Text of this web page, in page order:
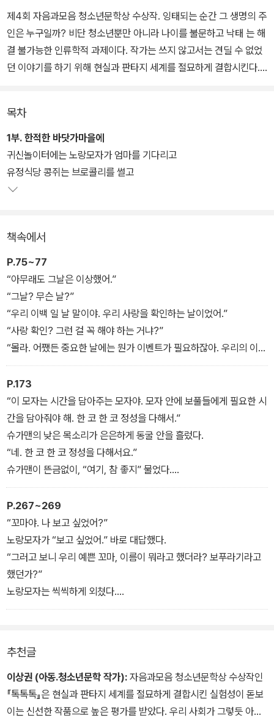
제4회 자음과모음 청소년문학상 수상작. 잉태되는 순간 그 생명의 주
인은 누구일까? 비단 청소년뿐만 아니라 나이를 불문하고 낙태 는 해
결 불가능한 인류학적 과제이다. 작가는 쓰지 않고서는 견딜 수 없었
던 이야기를 하기 위해 현실과 판타지 세계를 절묘하게 결합시킨다.
게 해놓은 것이 놀라울 정도로 자연스러워 심사위원들의 높은 평가를
받았다.
이 책은 낙태나 생명 경시 등 이 시대 신선하지 않을 수 있는 소재를
너무나 잘 직조해낸 솜씨가 보통이 아니다. 그래서 오히려 신선하다
환상적인 세계를 리얼하게 이끌어냈다. 강한 주제의식을 이야기 속에
잘 녹이고, 확실하게 현실에 존재하면서도 존재하지 않는 아이, 노랑
모자를 매력적으로 그려서 읽는 이들의 마음을 끝까지 애틋하게 한
다. 조그맣고 연약한 목숨들이 보내는 가느다란 신호를 느끼며, 인간
은 누구나 힘없고 약한 태아로 시작했음을 상기시킨다.
목차
1부. 한적한 바닷가마을에
귀신놀이터에는 노랑모자가 엄마를 기다리고
유정식당 콩쥐는 브로콜리를 썰고
책속에서
P.75~77
“아무래도 그날은 이상했어.”
“그날? 무슨 날?”
“우리 이백 일 날 말이야. 우리 사랑을 확인하는 날이었어.”
“사랑 확인? 그런 걸 꼭 해야 하는 거냐?”
“몰라. 어쨌든 중요한 날에는 뭔가 이벤트가 필요하잖아. 우리의 이벤
트는 그거였다구.”
“얼씨구나!”
미루는 아직 꿈에서 깨어나지 않은 낯이었다.
“친구야. 너 아까 나한테 그랬잖아? 사랑한다면 하는 거라고.”
“응? 아! 그랬지.”
“나도 그렇게 생각했어. 오빠도 나도 정말정말 사랑하거든.”
“아무렴. 죽도록 사랑하겠지.”
“나보다 오빠가 더 나를 사랑해.”
“그걸 어떻게 알아? 저울에 달아봤냐? 자로 재봤냐?”
“오빠는 나를 볼 때마다 그걸 하고 싶대.”
“그거? 아. 그거”
“미치게 사랑하기 때문에 미치게 하고 싶대. 나도 가끔은 그래. 오빠
만큼 미치게는 아니지만. 오빠와 그걸 하면 정말로 진짜로 우리가 사
랑한다는 걸 느껴.”
달림은 침을 꼴깍 넘기고 중얼거렸다.
“사랑하기 때문에 그게 하고 싶은 건지, 그게 하고 싶어서 사랑을 하
는 건지, 아니면 사랑하지 않아도 하고 싶은 건지, 사랑하는데 안 할
수도 있는 건지……, 아이고 모르겠다. 내가 대체 뭔 소리를 하는 거
P.173
“이 모자는 시간을 담아주는 모자야. 모자 안에 보풀들에게 필요한 시
간을 담아줘야 해. 한 코 한 코 정성을 다해서.”
슈가맨의 낮은 목소리가 은은하게 동굴 안을 흘렀다.
“네. 한 코 한 코 정성을 다해서요.”
슈가맨이 뜬금없이, “여기, 참 좋지” 물었다.
“네. 정말 멋진 곳이에요.”
“여기가 어떤 곳인지 알고 왔나?”
“보푸라기가 자기 집이라고…….”
달림은 고개를 들어 동굴 안을 둘러보면서 대답했다.
“그러니까 고아원이죠? 보푸라기가 엄마를 기다리던데, 엄마가 이곳
에 맡기고 갔나요?”
슈가맨이 대답했다.
“이 동굴은 우리 보풀들의 아지트야.”
“고아가 아니야.”
“그럼요?”
“에밀레 별에서 온 아이들이야.”
“별……이라고요?”
P.267~269
“꼬마야. 나 보고 싶었어?”
노랑모자가 “보고 싶었어.” 바로 대답했다.
“그러고 보니 우리 예쁜 꼬마, 이름이 뭐라고 했더라? 보푸라기라고
했던가?”
노랑모자는 씩씩하게 외쳤다.
“요요!”
“내 진짜 이름은 요요잖아.”
언니는 달림을 건너다보았다. 정말이냐고 묻는 것 같았다. 달림이 고
개를 끄덕거렸다. 언니의 눈빛이 깊은 우물처럼 출렁거렸다.
“꼬마, 집은 어디니?”
추천글
이상권 (아동.청소년문학 작가): 자음과모음 청소년문학상 수상작인
『톡톡톡』은 현실과 판타지 세계를 절묘하게 결합시킨 실험성이 돋보
이는 신선한 작품으로 높은 평가를 받았다. 우리 사회가 그렇듯 아기